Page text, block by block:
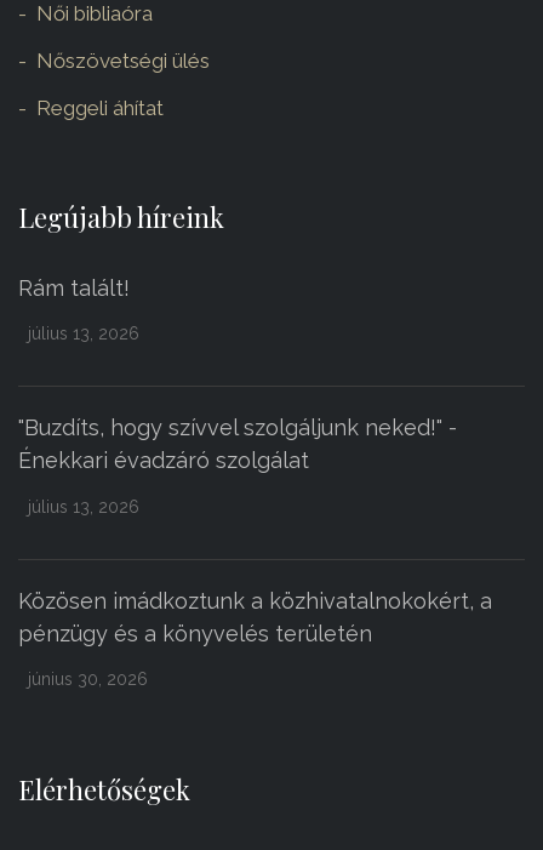
Női bibliaóra
Nőszövetségi ülés
Reggeli áhítat
Legújabb híreink
Rám talált!
július 13, 2026
"Buzdíts, hogy szívvel szolgáljunk neked!" -
Énekkari évadzáró szolgálat
július 13, 2026
Közösen imádkoztunk a közhivatalnokokért, a
pénzügy és a könyvelés területén
június 30, 2026
Elérhetőségek